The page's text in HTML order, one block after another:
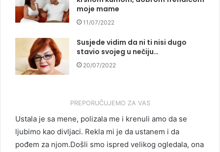
moje mame
11/07/2022
Susjede vidim da ni ti nisi dugo
stavio svojeg u nečiju…
20/07/2022
PREPORUČUJEMO ZA VAS
Ustala je sa mene, polizala me i krenuli amo da se
ljubimo kao divljaci. Rekla mi je da ustanem i da
pođem za njom.Došli smo ispred velikog ogledala, ona